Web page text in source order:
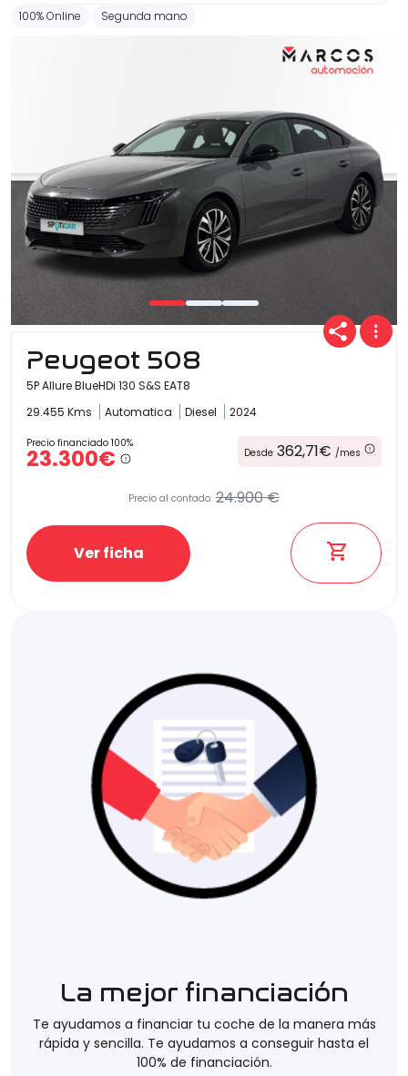
100% Online Segunda mano
Peugeot 508
5P Allure BlueHDi 130 S&S EAT8
29.455 Kms
Automatica Diesel 2024
Precio financiado 100%
23.300€ Desde 362,71€ /mes
Precio al contado: 24.900 €
Ver ficha
La mejor financiación
Te ayudamos a financiar tu coche de la manera más
rápida y sencilla. Te ayudamos a conseguir hasta el
100% de financiación.